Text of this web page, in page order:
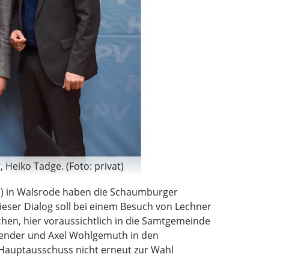
Tadge. (Foto: privat)
in Walsrode haben die Schaumburger
Dialog soll bei einem Besuch von Lechner
hier voraussichtlich in die Samtgemeinde
und Axel Wohlgemuth in den
nicht erneut zur Wahl